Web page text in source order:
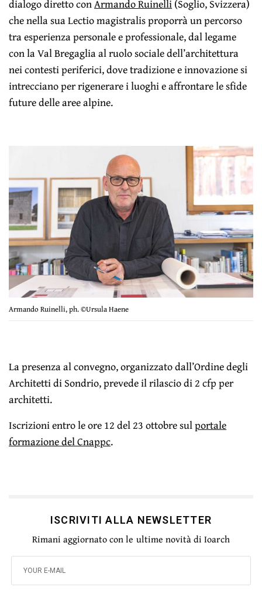
dialogo diretto conArmando Ruinelli(Soglio, Svizzera)
che nella sua Lectio magistralis proporrà un percorso
tra esperienza personale e professionale, dal legame
con la Val Bregaglia al ruolo sociale dell’architettura
nei contesti periferici, dove tradizione e innovazione si
intrecciano per rigenerare i luoghi e affrontare le sfide
future delle aree alpine.
Armando Ruinelli, ph. ©Ursula Haene
La presenza al convegno, organizzato dall’Ordine degli
Architetti di Sondrio, prevede il rilascio di 2 cfp per
architetti.
Iscrizioni entro le ore 12 del 23 ottobre sulportale
formazione del Cnappc.
ISCRIVITI ALLA NEWSLETTER
Rimani aggiornato con le ultime novità di Ioarch